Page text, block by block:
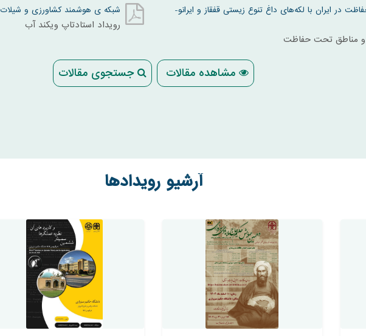
در ایران با لکه‌های داغ تنوع زیستی قفقاز و ایرانو-
و مناطق تحت حفاظت
شبکه ی هوشمند کشاورزی و شیلات
رویداد استادتاپ ویکند آب
مشاهده مقالات جستجوی مقالات
آرشیو رویدادها